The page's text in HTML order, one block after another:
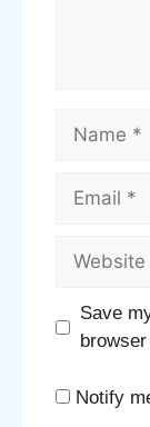
Name
Email
Website
Save
Notify